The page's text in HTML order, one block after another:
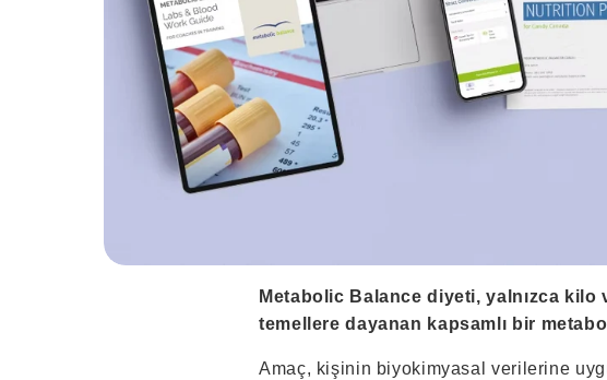
Metabolic Balance diyeti, yalnızca
temellere dayanan kapsamlı bir
Amaç, kişinin biyokimyasal verilerine